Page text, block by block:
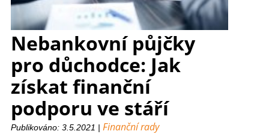
Nebankovní půjčky
pro důchodce: Jak
získat finanční
podporu ve stáří
Publikováno: 3.5.2021 | Finanční rady